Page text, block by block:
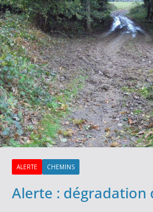
ALERTE CHEMINS
Alerte : dégradation